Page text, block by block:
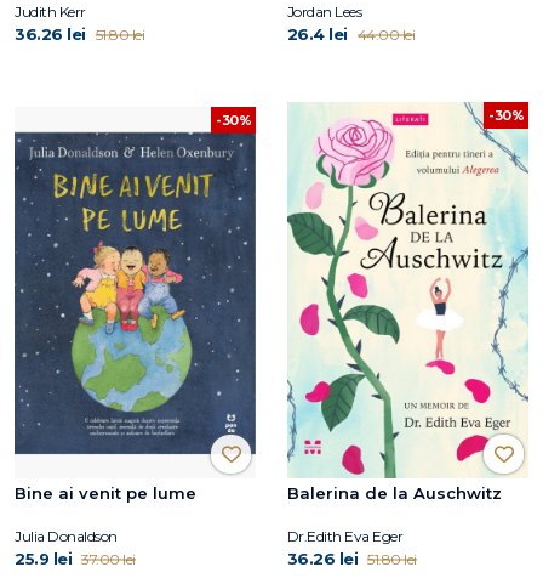
Judith Kerr
36.26 lei 51.80 lei
Jordan Lees
26.4 lei 44.00 lei
-30%
Bine ai venit pe lume
Julia Donaldson
25.9 lei 37.00 lei
-30%
Balerina de la Auschwitz
Dr.Edith Eva Eger
36.26 lei 51.80 lei